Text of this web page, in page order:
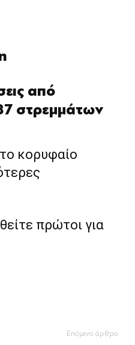
από
στρεμμάτων
κορυφαίο
πρώτοι για
Επόμενο άρθρο